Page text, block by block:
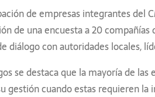
de empresas integrantes del
de una encuesta a 20
diálogo con autoridades locales,
se destaca que la mayoría de
gestión cuando estas requieren